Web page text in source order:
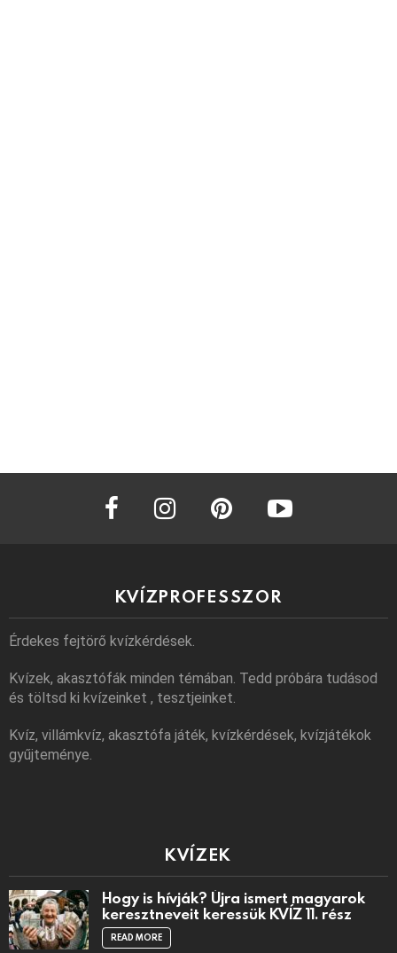
facebook instagram
KVÍZPROFESSZOR
Érdekes fejtörő kvízkérdések.
Kvízek, akasztófák minden témában. Tedd próbára tudásod
és töltsd ki kvízeinket , tesztjeinket.
Kvíz, villámkvíz, akasztófa játék, kvízkérdések, kvízjátékok
gyűjteménye.
KVÍZEK
Hogy is hívják? Újra ismert magyarok
keresztneveit keressük KVÍZ 11. rész
READ MORE